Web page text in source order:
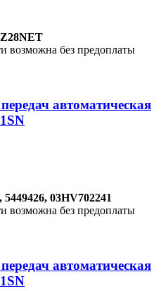
возможна без предоплаты
автоматическая
5449426, 03HV702241
возможна без предоплаты
автоматическая